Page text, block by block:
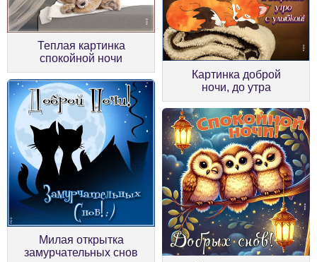
Теплая картинка
спокойной ночи
Картинка доброй
ночи, до утра
Милая открытка
замурчательных снов